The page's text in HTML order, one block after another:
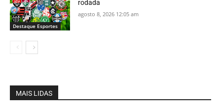
Destaque Esportes
rodada
agosto 8, 2026 12:05 am
MAIS LIDAS